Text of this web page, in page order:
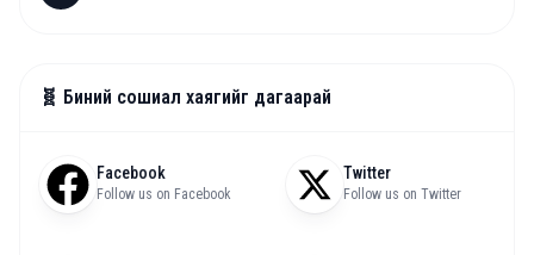
🧬 Биний сошиал хаягийг дагаарай
Facebook
Follow us on Facebook
Twitter
Follow us on Twitter